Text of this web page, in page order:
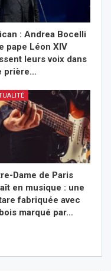
: Andrea Bocelli
pape Léon XIV
leurs voix dans
prière…
Dame de Paris
en musique : une
fabriquée avec
marqué par…